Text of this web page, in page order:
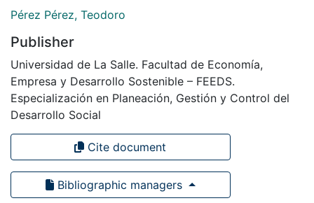
Pérez Pérez, Teodoro
Publisher
Universidad de La Salle. Facultad de Economía,
Empresa y Desarrollo Sostenible – FEEDS.
Especialización en Planeación, Gestión y Control del
Desarrollo Social
Cite document
Bibliographic managers